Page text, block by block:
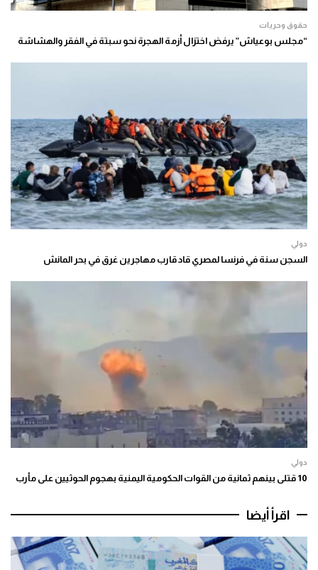
حقوق وحريات
“مجلس بوعياش” يرفض اختزال أزمة الهجرة نحو سبتة في الفقر والهشاشة
دولي
السجن سنة في فرنسا لمصري قاد قارب مهاجرين غرق في بحر المانش
دولي
10 قتلى بينهم ثمانية من القوات الحكومية اليمنية بهجوم الحوثيين على مأرب
اقرأ أيضا